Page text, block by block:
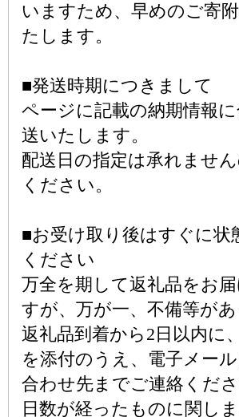
いますため、早めのご寄
たします。
■発送時期につきまして
ページに記載の納期情報
送いたします。
配送日の指定は承れませ
ください。
■お受け取り後はすぐに状
ください
万全を期して返礼品をお
すが、万が一、不備等が
返礼品到着から2日以内に
を添付のうえ、電子メー
合わせ先までご連絡くださ
日数が経ったものに関し